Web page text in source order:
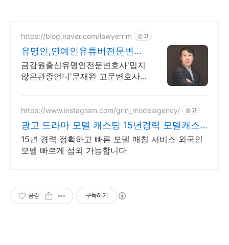
https://blog.naver.com/lawyerrim 광고
유명인,연예인유튜버전문변호
사
금감원출신유명인전문변호사'밉지
않은관종언니'문재완 고문변호사.
장출신등 70여명전문가협업가능
https://www.instagram.com/grin_modelagency/ 광고
광고 드라마 모델 캐스팅 15년경력 모델캐스
팅
15년 경력 정확하고 빠른 모델 매칭 서비스 외국인
모델 빠르게 섭외 가능합니다
공감 구독하기